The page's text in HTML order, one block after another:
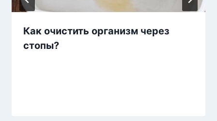
Как очистить организм через
стопы?